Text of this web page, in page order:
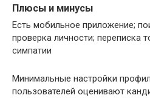
Плюсы и минусы
Есть мобильное приложение;
проверка личности; переписка
симпатии
Минимальные настройки
пользователей оценивают